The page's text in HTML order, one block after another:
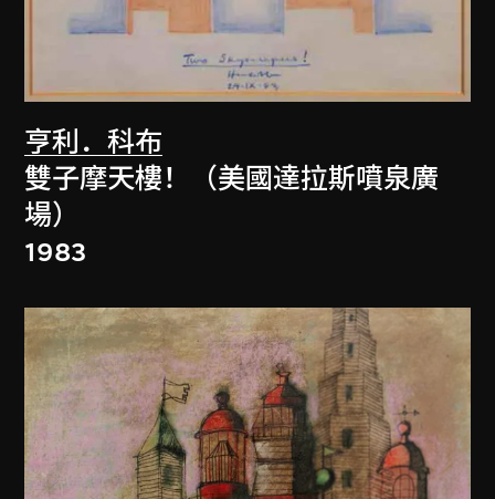
亨利．科布
雙子摩天樓！（美國達拉斯噴泉廣
場）
1983